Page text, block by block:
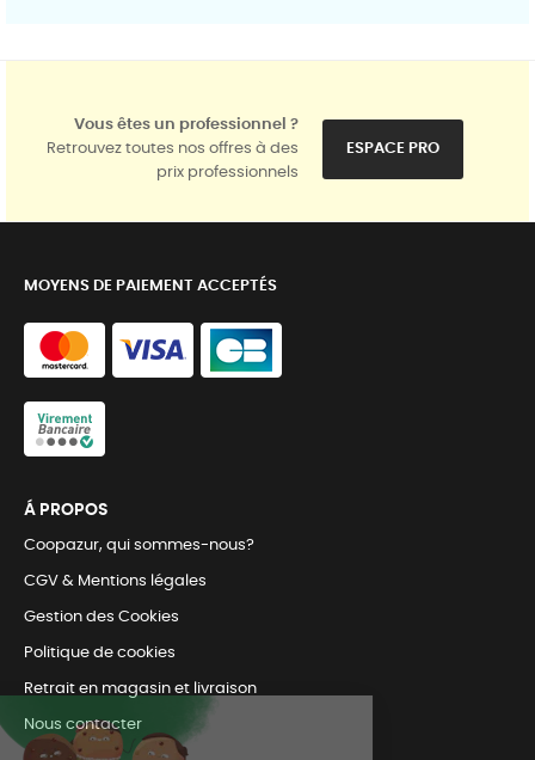
Vous êtes un professionnel ?
Retrouvez toutes nos offres à des
prix professionnels
ESPACE PRO
MOYENS DE PAIEMENT ACCEPTÉS
Á PROPOS
Coopazur, qui sommes-nous?
CGV & Mentions légales
Gestion des Cookies
Politique de cookies
Retrait en magasin et livraison
Nous contacter